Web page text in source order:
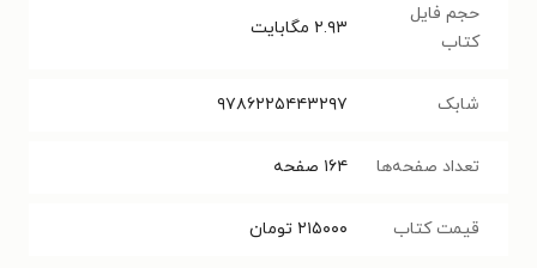
حجم فایل
کتاب
۲.۹۳ مگابایت
شابک ۹۷۸۶۲۲۵۴۴۳۲۹۷
تعداد صفحه‌ها ۱۶۴ صفحه
قیمت کتاب ۲۱۵۰۰۰ تومان